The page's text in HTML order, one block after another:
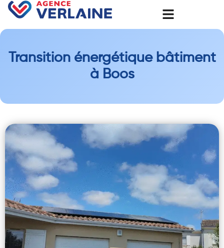
Transition énergétique bâtiment
à Boos